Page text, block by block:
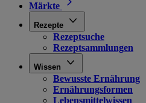
Märkte
Rezepte
Rezeptsuche
Rezeptsammlungen
Wissen
Bewusste Ernährung
Ernährungsformen
Lebensmittelwissen